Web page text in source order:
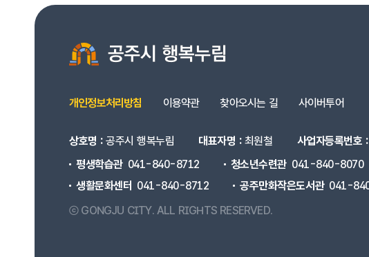
개인정보처리방침 이용약관 찾아오시는 길 사이버투어
상호명 :공주시 행복누림 대표자명 :최원철 사업자등록번호 :
평생학습관 041-840-8712 청소년수련관 041-840-8070
생활문화센터 041-840-8712 공주만화작은도서관 041-
ⓒ GONGJU CITY. ALL RIGHTS RESERVED.